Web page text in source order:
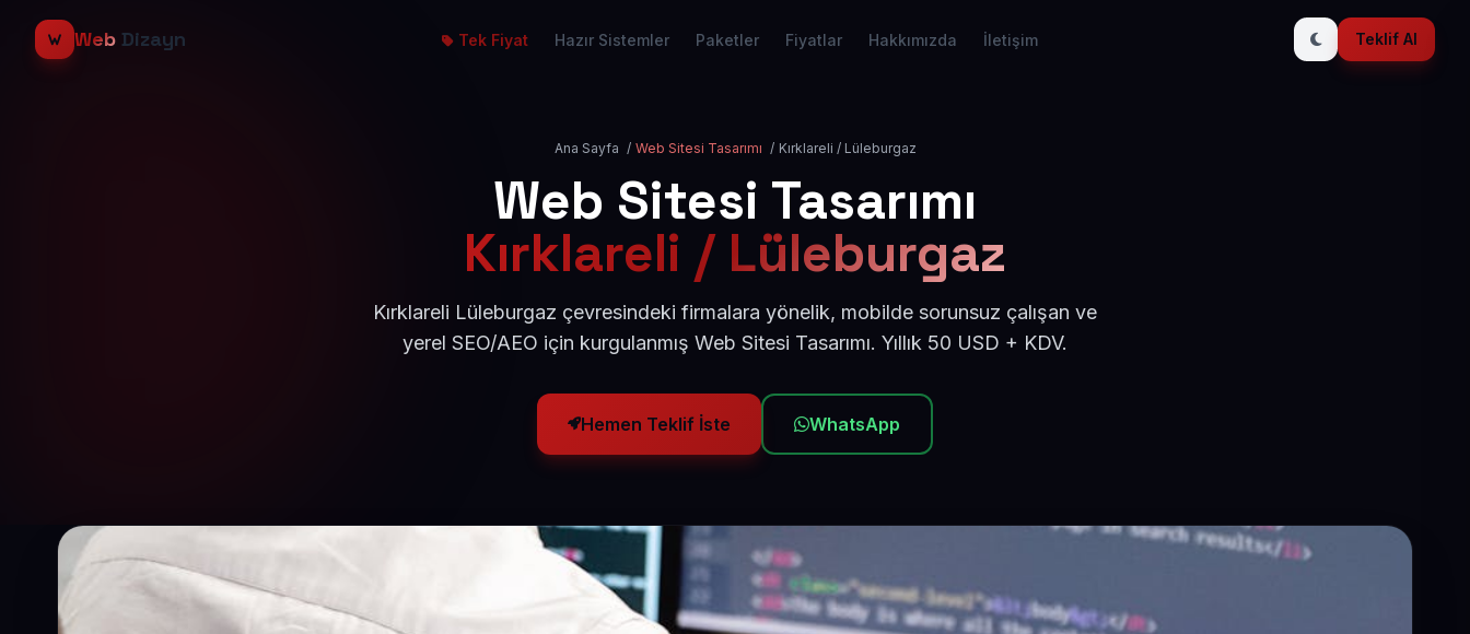
Web Dizayn Tek Fiyat Hazır Sistemler Paketler Fiyatlar Hakkımızda İletişim Teklif Al
Ana Sayfa / Web Sitesi Tasarımı / Kırklareli / Lüleburgaz
Web Sitesi Tasarımı
Kırklareli / Lüleburgaz
Kırklareli Lüleburgaz çevresindeki firmalara yönelik, mobilde sorunsuz çalışan ve
yerel SEO/AEO için kurgulanmış Web Sitesi Tasarımı. Yıllık 50 USD + KDV.
Hemen Teklif İste WhatsApp